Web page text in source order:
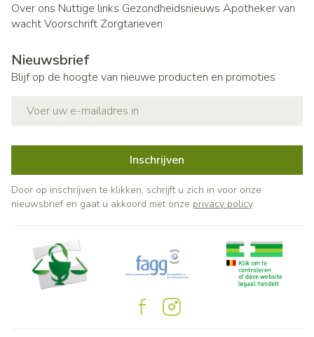
Over ons Nuttige links Gezondheidsnieuws Apotheker van
wachtVoorschrift Zorgtarieven
Nieuwsbrief
Blijf op de hoogte van nieuwe producten en promoties
Inschrijven
Door op inschrijven te klikken, schrijft u zich in voor onze
nieuwsbrief en gaat u akkoord met onze privacy policy.